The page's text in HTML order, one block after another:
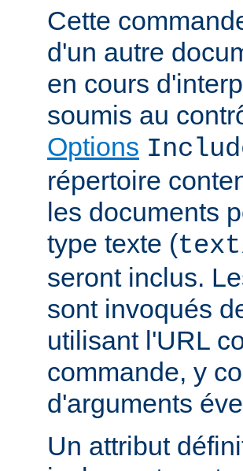
Cette
d'un autre
en cours
soumis au
Options
répertoire
les documents
type texte (
seront inclus.
sont invoqués
utilisant l'URL
commande, y
d'arguments
Un attribut